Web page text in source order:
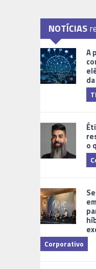
NOTÍCIAS
A
o
Corporativo